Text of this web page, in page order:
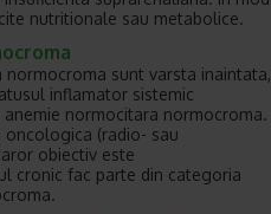
nutritionale sau metabolice.
sunt varsta inaintata,
inflamator sistemic
normocitara normocroma.
(radio- sau
obiectiv este
cronic fac parte din categoria